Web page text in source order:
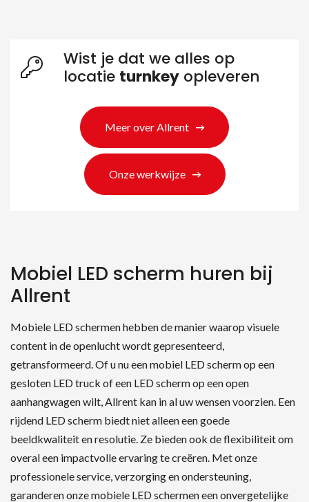
Wist je dat we alles op
locatie turnkey opleveren
Meer over Allrent
Onze werkwijze
Mobiel LED scherm huren bij
Allrent
Mobiele LED schermen hebben de manier waarop visuele
content in de openlucht wordt gepresenteerd,
getransformeerd. Of u nu een mobiel LED scherm op een
gesloten LED truck of een LED scherm op een open
aanhangwagen wilt, Allrent kan in al uw wensen voorzien. Een
rijdend LED scherm biedt niet alleen een goede
beeldkwaliteit en resolutie. Ze bieden ook de flexibiliteit om
overal een impactvolle ervaring te creëren. Met onze
professionele service, verzorging en ondersteuning,
garanderen onze mobiele LED schermen een onvergetelijke